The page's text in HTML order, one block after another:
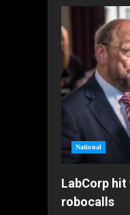
National
LabCorp
robocalls